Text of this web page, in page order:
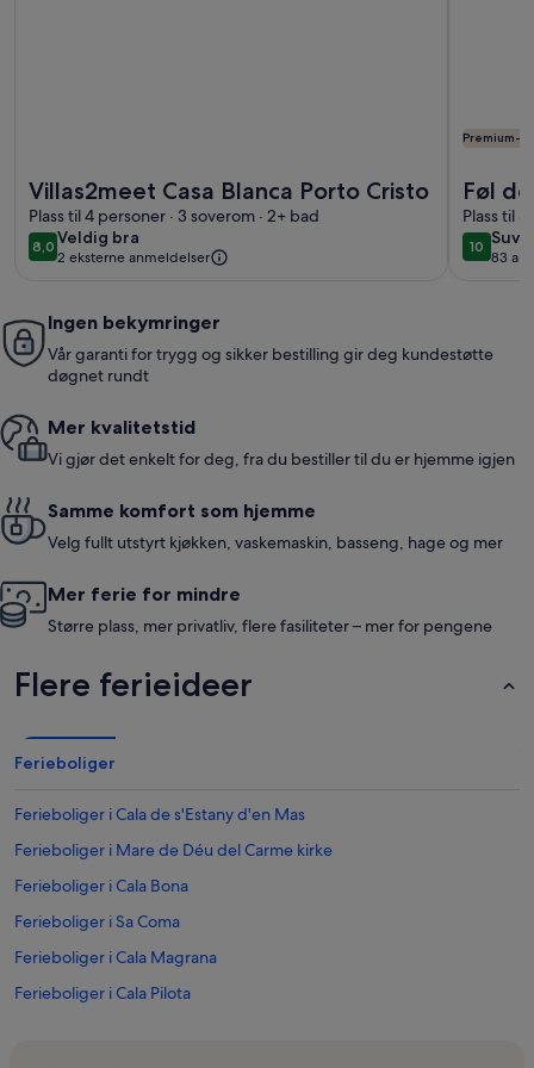
Villas2meet Casa Blanca Porto Cristo
Plass til 4 personer · 3 soverom · 2+ bad
8,08,0 av 10
Veldig bra
veldig
bra
2 eksterne anmeldelser
Premium-
Føl
Plass til
1010 av 10
83
(83
Ingen bekymringer
Vår garanti for trygg og sikker bestilling gir deg kundestøtte
døgnet rundt
Mer kvalitetstid
Vi gjør det enkelt for deg, fra du bestiller til du er hjemme igjen
Samme komfort som hjemme
Velg fullt utstyrt kjøkken, vaskemaskin, basseng, hage og mer
Mer ferie for mindre
Større plass, mer privatliv, flere fasiliteter – mer for pengene
Flere ferieideer
Ferieboliger
Ferieboliger i Cala de s'Estany d'en Mas
Ferieboliger i Mare de Déu del Carme kirke
Ferieboliger i Cala Bona
Ferieboliger i Sa Coma
Ferieboliger i Cala Magrana
Ferieboliger i Cala Pilota